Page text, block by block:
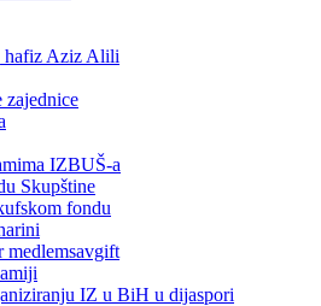
hafiz Aziz Alili
zajednice
IZBUŠ-a
Skupštine
fondu
medlemsavgift
IZ u BiH u dijaspori